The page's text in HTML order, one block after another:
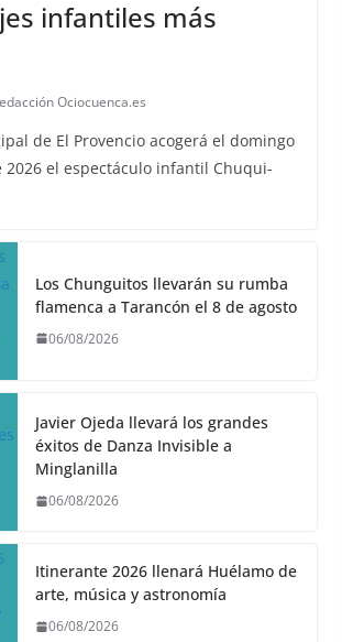
infantiles más
Ociocuenca.es
de El Provencio acogerá el domingo
2026 el espectáculo infantil Chuqui-
Los Chunguitos llevarán su rumba
flamenca a Tarancón el 8 de agosto
06/08/2026
Javier Ojeda llevará los grandes
éxitos de Danza Invisible a
Minglanilla
06/08/2026
Itinerante 2026 llenará Huélamo de
arte, música y astronomía
06/08/2026